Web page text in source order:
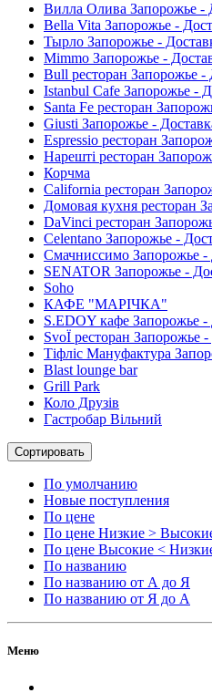
Вилла Олива Запорожье -
Bella Vita Запорожье -
Тырло Запорожье -
Mimmo Запорожье -
Bull ресторан Запорожье -
Istanbul Cafe Запорожье -
Santa Fe ресторан
Giusti Запорожье -
Espressio ресторан
Нарешті ресторан
Корчма
California ресторан
Домовая кухня ресторан
DaVinci ресторан
Celentano Запорожье -
Смачниссимо Запорожье -
SENATOR Запорожье -
Soho
КАФЕ "МАРІЧКА"
S.EDOY кафе Запорожье -
SvoЇ ресторан Запорожье
Тіфліс Мануфактура
Blast lounge bar
Grill Park
Коло Друзів
Гастробар Вільний
Сортировать
По умолчанию
Новые поступления
По цене
По цене Низкие >
По цене Высокие <
По названию
По названию от А до Я
По названию от Я до А
Меню